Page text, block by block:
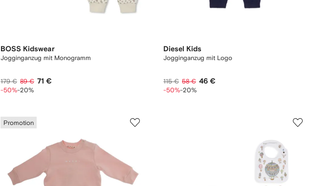
BOSS Kidswear
Jogginganzug mit Monogramm
179 € 89 € 71 €
-50%-20%
Diesel Kids
Jogginganzug mit Logo
115 € 58 € 46 €
-50%-20%
Promotion